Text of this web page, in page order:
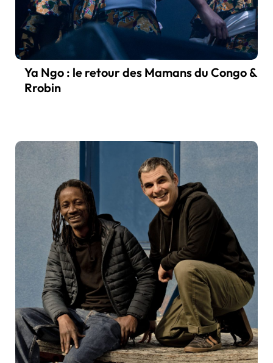
Ya Ngo : le retour des Mamans du Congo &
Rrobin